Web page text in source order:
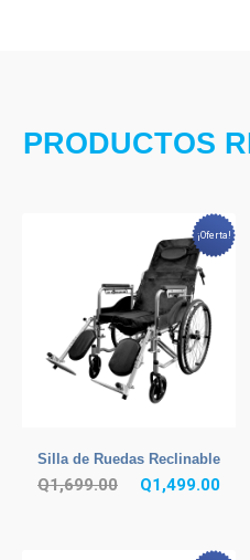
PRODUCTOS
¡Oferta!
Silla de Ruedas Reclinable
Q1,699.00 Q1,499.00El